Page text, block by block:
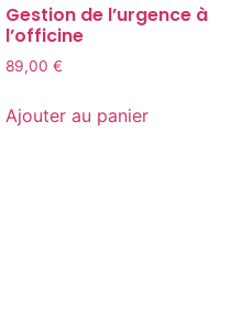
Gestion de l’urgence à
l’officine
89,00 €
Ajouter au panier